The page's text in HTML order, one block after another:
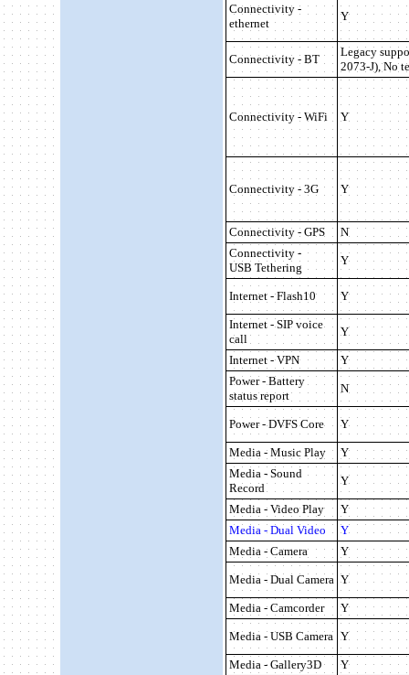
Connectivity -
ethernet
Y
Connectivity - BT
Legacy
2073-J), No
Connectivity - WiFi Y
Connectivity - 3G Y
Connectivity - GPS
N
Connectivity -
USB Tethering
Y
Internet - Flash10 Y
Internet - SIP voice
call
Y
Internet - VPN
Y
Power -Battery
status report
N
Power - DVFS Core Y
Media - Music Play
Y
Media - Sound
Record
Y
Media - Video Play
Y
Media - Dual Video
Y
Media - Camera
Y
Media - Dual Camera Y
Media - Camcorder Y
Media - USB Camera Y
Media - Gallery3D
Y